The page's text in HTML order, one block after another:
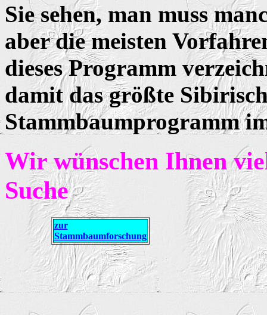
Sie sehen, man muss
aber die meisten
dieses Programm
damit das größte
Stammbaumprogramm
Wir wünschen Ihnen
Suche
zur
Stammbaumforschung